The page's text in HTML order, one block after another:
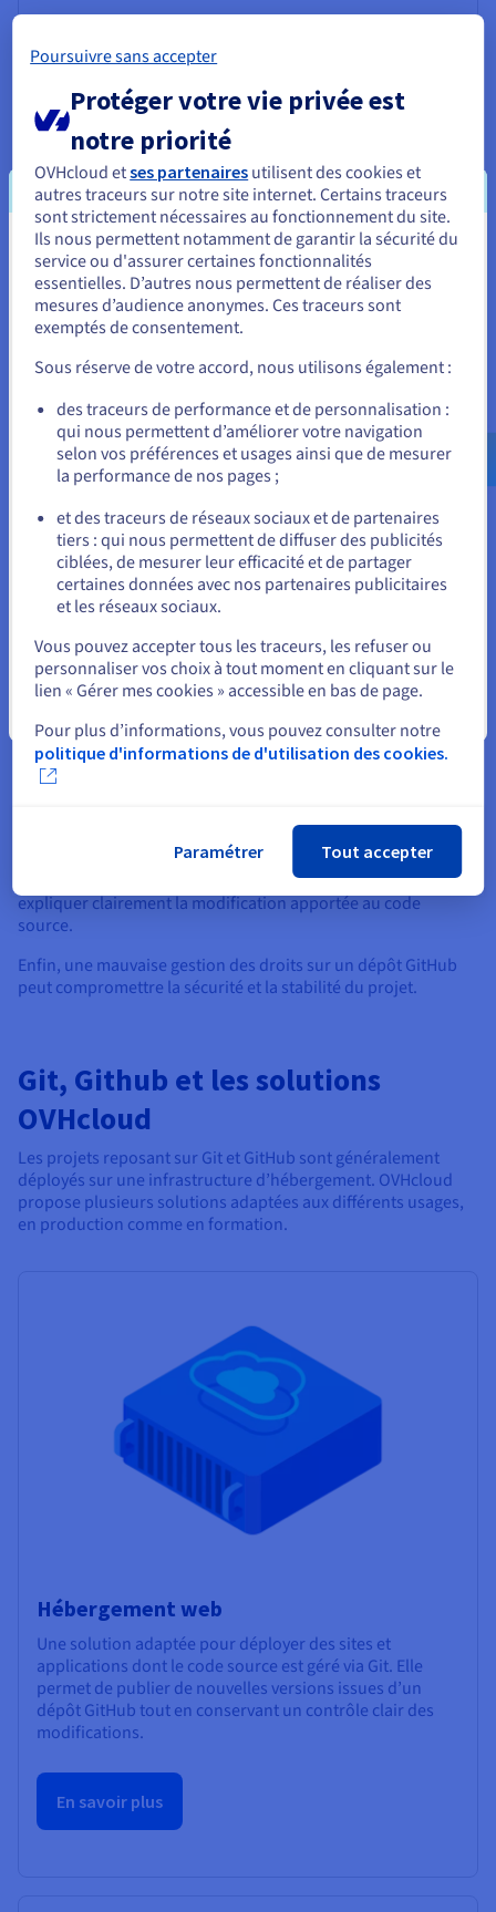
Qualité et contrôle du code
Les fonctionnalités de revue de code de GitHub
renforcent la qualité globale. Les développeurs
partagent la responsabilité du contrôle des
modifications.
Apprentissage et formation
Dans un contexte de formation, Git et GitHub permettent
de comprendre concrètement la gestion de versions, le
travail collaboratif et l’organisation d’un dépôt de code
source.
Les erreurs possibles lors de l’utilisation de Git
et Github
Certaines erreurs reviennent fréquemment lors de
Confondre Git et GitHub est l’une des plus courantes. Git
assure le contrôle des versions et des modifications, tandis
collaboratives.
Travailler directement sur la branche principale est une autre
devient plus complexe et les risques d’erreurs augmentent.
Des messages de commit imprécis nuisent également à la
compréhension de l’historique. Un bon message doit
expliquer clairement la modification apportée au code
source.
Enfin, une mauvaise gestion des droits sur un dépôt GitHub
peut compromettre la sécurité et la stabilité du projet.
Git, Github et les solutions
OVHcloud
Les projets reposant sur Git et GitHub sont généralement
déployés sur une infrastructure d’hébergement. OVHcloud
propose plusieurs solutions adaptées aux différents usages,
en production comme en formation.
Hébergement web
Une solution adaptée pour déployer des sites et
applications dont le code source est géré via Git. Elle
permet de publier de nouvelles versions issues d’un
dépôt GitHub tout en conservant un contrôle clair des
modifications.
En savoir plus
Vous semblez être localisé en États-
Unis.
Pour commander, rendez-vous sur le site de votre pays (États-
Allez sur le site États-Unis
us.ovhcloud.com/
Anglais USD - $
ou
Rester sur le site actuel
Sélectionner un autre site web
Poursuivre sans accepter
Protéger votre vie privée est
notre priorité
OVHcloud etses partenaires utilisent des cookies et
autres traceurs sur notre site internet. Certains traceurs
sont strictement nécessaires au fonctionnement du site.
Ils nous permettent notamment de garantir la sécurité du
service ou d'assurer certaines fonctionnalités
essentielles. D’autres nous permettent de réaliser des
mesures d’audience anonymes. Ces traceurs sont
exemptés de consentement.
Sous réserve de votre accord, nous utilisons également :
des traceurs de performance et de personnalisation :
qui nous permettent d’améliorer votre navigation
selon vos préférences et usages ainsi que de mesurer
la performance de nos pages ;
et des traceurs de réseaux sociaux et de partenaires
tiers : qui nous permettent de diffuser des publicités
ciblées, de mesurer leur efficacité et de partager
certaines données avec nos partenaires publicitaires
et les réseaux sociaux.
Vous pouvez accepter tous les traceurs, les refuser ou
personnaliser vos choix à tout moment en cliquant sur le
lien « Gérer mes cookies » accessible en bas de page.
Pour plus d’informations, vous pouvez consulter notre
politique d'informations de d'utilisation des cookies.
Paramétrer Tout accepter